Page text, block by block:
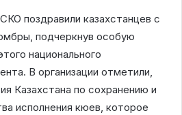
поздравили казахстанцев с
подчеркнув особую
национального
В организации отметили,
Казахстана по сохранению и
исполнения кюев, которое